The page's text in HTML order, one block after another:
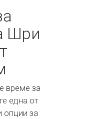
Шри
време за
една от
опции за